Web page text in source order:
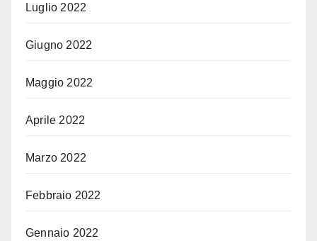
Luglio 2022
Giugno 2022
Maggio 2022
Aprile 2022
Marzo 2022
Febbraio 2022
Gennaio 2022